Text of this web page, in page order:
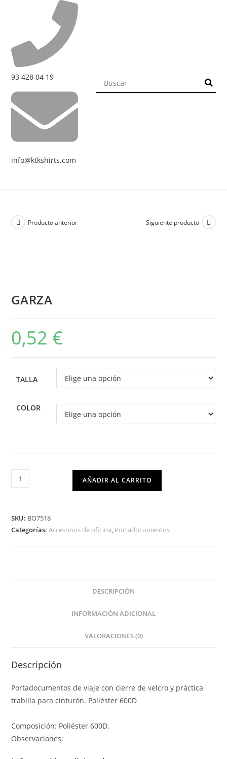
93 428 04 19
info@ktkshirts.com
Producto anterior Siguiente producto
GARZA
0,52 €
TALLA
COLOR
AÑADIR AL CARRITO
SKU: BO7518
Categorías:Accesorios de oficina, Portadocumentos
DESCRIPCIÓN
INFORMACIÓN ADICIONAL
VALORACIONES (0)
Descripción
Portadocumentos de viaje con cierre de velcro y práctica
trabilla para cinturón. Poliéster 600D
Composición: Poliéster 600D.
Observaciones: